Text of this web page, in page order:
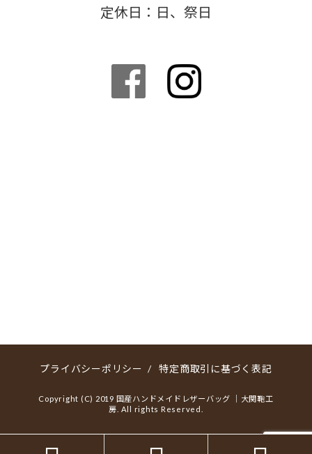
定休日：日、祭日
プライバシーポリシー / 特定商取引に基づく表記
Copyright (C) 2019 国産ハンドメイドレザーバッグ ｜大関鞄工
房. All rights Reserved.